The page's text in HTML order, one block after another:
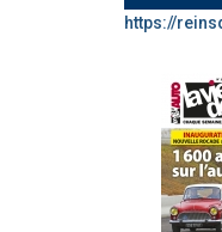
https://